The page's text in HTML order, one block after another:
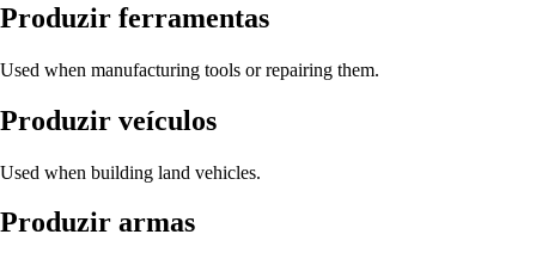
Produzir ferramentas
Used when manufacturing tools or repairing them.
Produzir veículos
Used when building land vehicles.
Produzir armas